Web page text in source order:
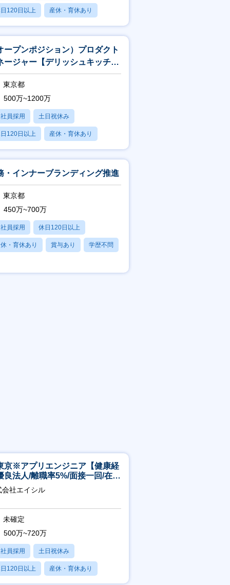
120日以上 産休・育休あり
あり
ープンポジション）プロダクト
ージャー【デリッシュキッチ
東京都
500万~1200万
員採用 土日祝休み
120日以上 産休・育休あり
あり
・インナーブランディング推進
東京都
450万~700万
員採用 休日120日以上
・育休あり 賞与あり 学歴不問
※アプリエンジニア【健康経
良法人/離職率5%/面接一回/在宅
休2日/上流案件多数】
会社エイシル
未確定
500万~720万
員採用 土日祝休み
120日以上 産休・育休あり